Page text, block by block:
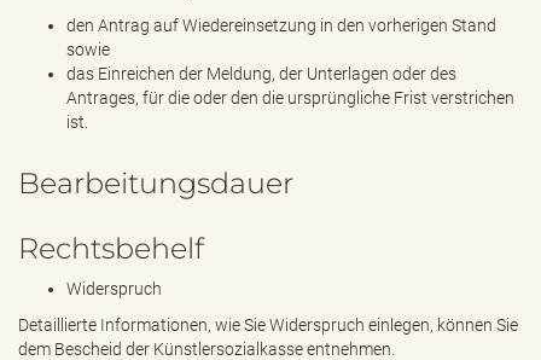
den Antrag auf Wiedereinsetzung in den vorherigen Stand
sowie
das Einreichen der Meldung, der Unterlagen oder des
Antrages, für die oder den die ursprüngliche Frist verstrichen
ist.
Bearbeitungsdauer
Rechtsbehelf
Widerspruch
Detaillierte Informationen, wie Sie Widerspruch einlegen, können Sie
dem Bescheid der Künstlersozialkasse entnehmen.